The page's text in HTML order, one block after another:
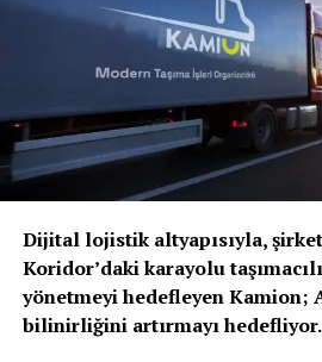
Dijital lojistik altyapısıyla,
Koridor’daki karayolu
yönetmeyi hedefleyen Kamion;
bilinirliğini artırmayı hedefliyor.